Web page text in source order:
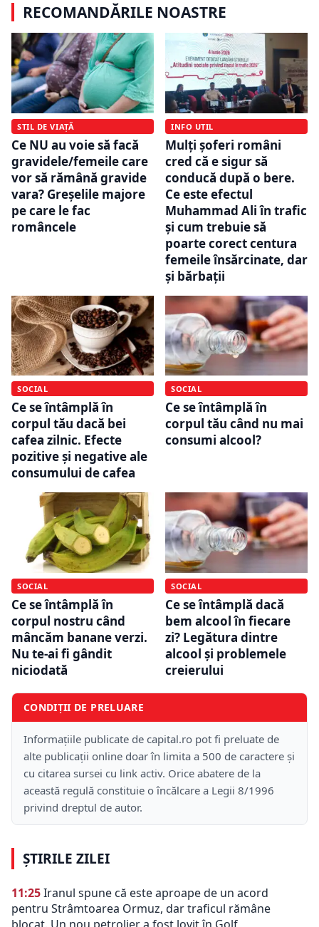
RECOMANDĂRILE NOASTRE
STIL DE VIAȚĂ
Ce NU au voie să facă
gravidele/femeile care
vor să rămână gravide
vara? Greșelile majore
pe care le fac
româncele
INFO UTIL
Mulți șoferi români
cred că e sigur să
conducă după o bere.
Ce este efectul
Muhammad Ali în trafic
și cum trebuie să
poarte corect centura
femeile însărcinate, dar
și bărbații
SOCIAL
Ce se întâmplă în
corpul tău dacă bei
cafea zilnic. Efecte
pozitive și negative ale
consumului de cafea
SOCIAL
Ce se întâmplă în
corpul tău când nu mai
consumi alcool?
SOCIAL
Ce se întâmplă în
corpul nostru când
mâncăm banane verzi.
Nu te-ai fi gândit
niciodată
SOCIAL
Ce se întâmplă dacă
bem alcool în fiecare
zi? Legătura dintre
alcool și problemele
creierului
CONDIȚII DE PRELUARE
Informațiile publicate de capital.ro pot fi preluate de
alte publicații online doar în limita a 500 de caractere și
cu citarea sursei cu link activ. Orice abatere de la
această regulă constituie o încălcare a Legii 8/1996
privind dreptul de autor.
ȘTIRILE ZILEI
11:25Iranul spune că este aproape de un acord
pentru Strâmtoarea Ormuz, dar traficul rămâne